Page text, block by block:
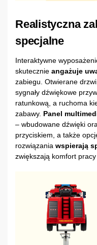
Realistyczna
specjalne
Interaktywne
skutecznie angażuje
zabiegu. Otwierane
sygnały dźwiękowe
ratunkową, a ruchoma
zabawy. Panel
– wbudowane dźwięki
przyciskiem, a także
rozwiązania wspierają
zwiększają komfort pracy